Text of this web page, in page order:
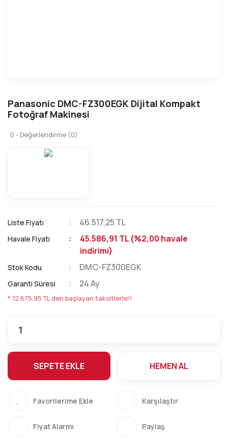
Panasonic DMC-FZ300EGK Dijital Kompakt
Fotoğraf Makinesi
0 - Değerlendirme (0)
Liste Fiyatı 46.517,25 TL
Havale Fiyatı
45.586,91 TL (%2,00 havale
indirimi)
Stok Kodu DMC-FZ300EGK
Garanti Süresi 24 Ay
* 12.675,95 TL den başlayan taksitlerle!!
SEPETE EKLE HEMEN AL
Karşılaştır
Fiyat Alarmı Paylaş